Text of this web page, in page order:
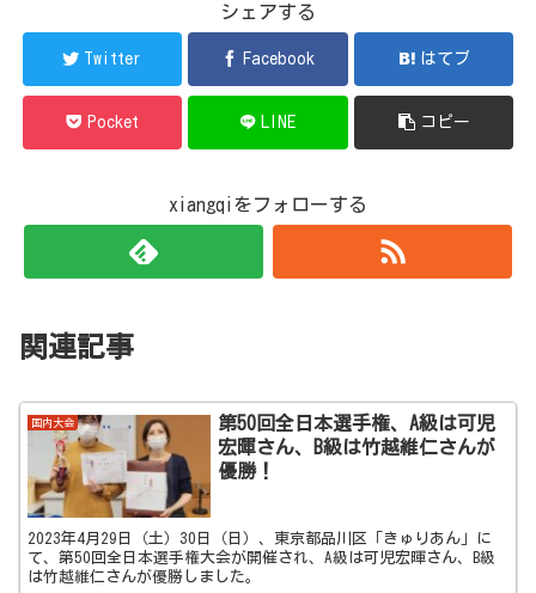
シェアする
Twitter Facebook はてブ
Pocket LINE コピー
xiangqiをフォローする
関連記事
国内大会
第50回全日本選手権、A級は可児
宏暉さん、B級は竹越維仁さんが
優勝！
2023年4月29日（土）30日（日）、東京都品川区「きゅりあん」に
て、第50回全日本選手権大会が開催され、A級は可児宏暉さん、B級
は竹越維仁さんが優勝しました。